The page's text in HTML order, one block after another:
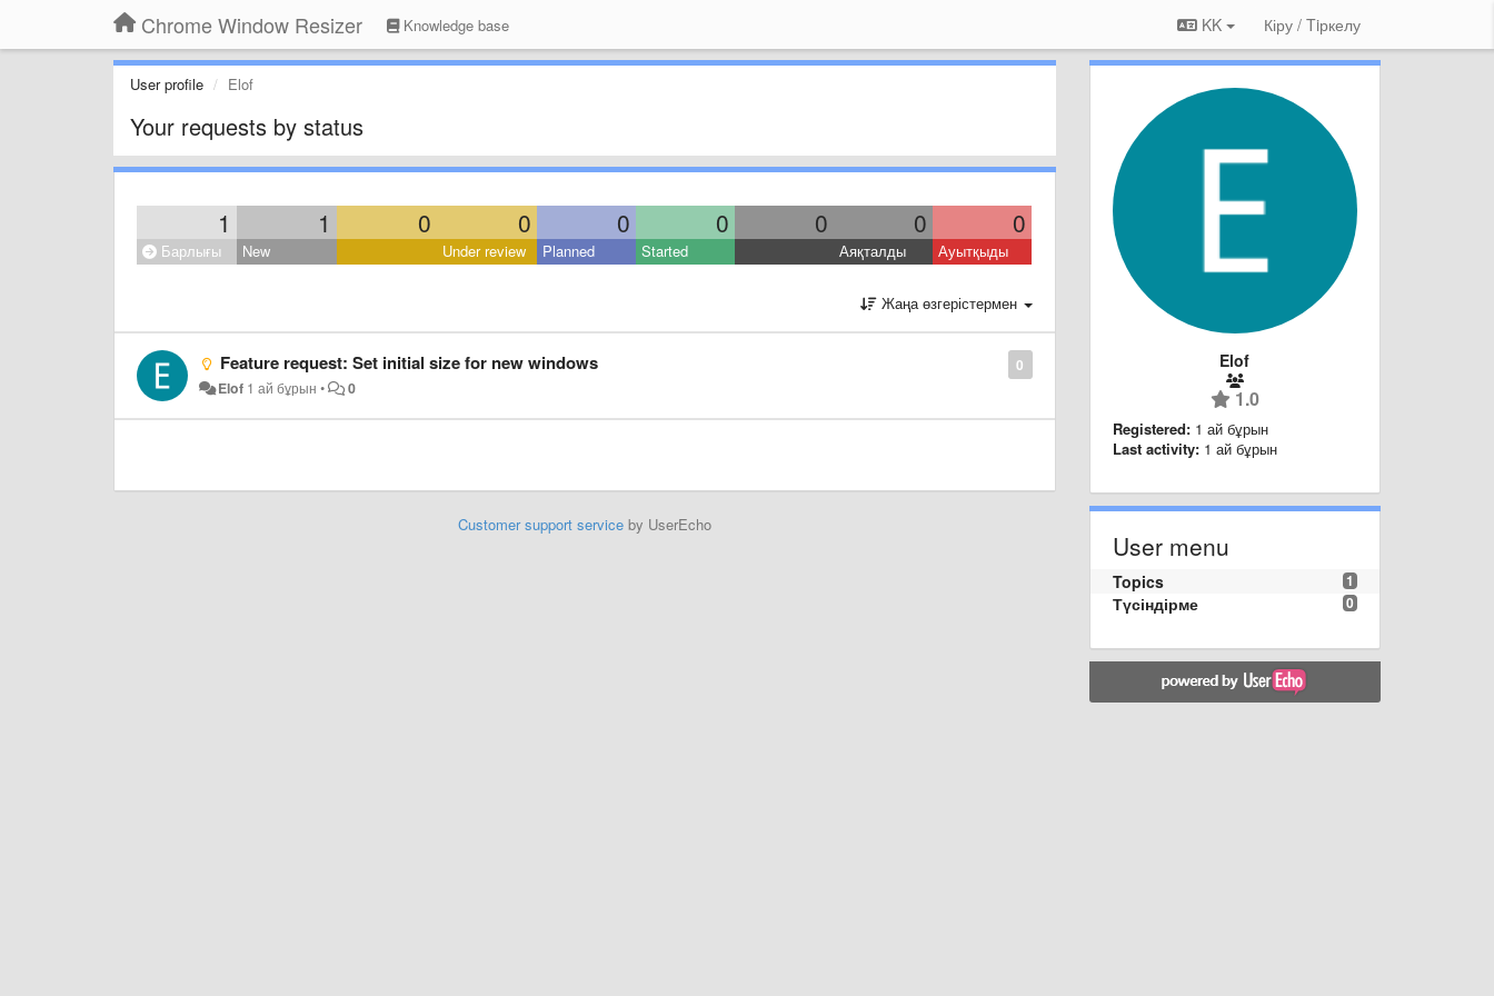
Chrome Window Resizer Knowledge base KK Кіру / Tiркелу
User profile Elof
Your requests by status
1 1 0 0 0 0 0 0 0
Барлығы New Under review Planned Started Аяқталды Ауытқыды
Жаңа өзгерістермен
0
Feature request: Set initial size for new windows
Elof 1 ай бұрын • 0
Customer support serviceby UserEcho
Elof
1.0
Registered: 1 ай бұрын
Last activity: 1 ай бұрын
User menu
1
Topics
0
Түсіндірме